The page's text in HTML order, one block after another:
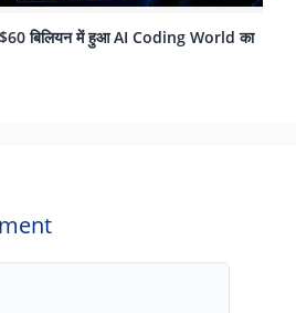
बिलियन में हुआ AI Coding World का